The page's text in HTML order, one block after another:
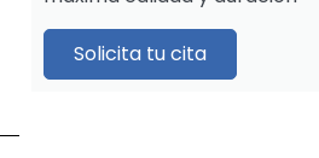
Solicita tu cita